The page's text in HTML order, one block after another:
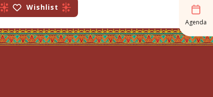
Agenda
Wishlist